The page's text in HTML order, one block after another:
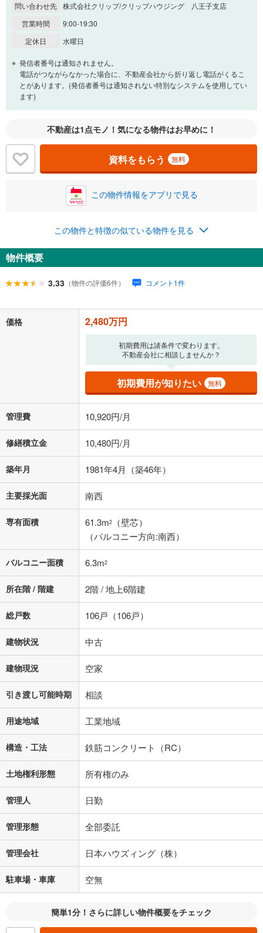
一般的には最長35年まで借り入れ可能です。多くの金融機関
閉じる
頭金
0万円 2,480万円
自己資金から住宅購入にかけられる金額を入力してくださ
閉じる
ボーナス
万円
0円
ナス時の増額分（1回分）を入力してください。
閉じる
月々の返済額
（頭金比率
＋修繕積立金 10,480円 ＋管理費 10,920円
「金利」については、ご利用を予定されている金融機関等にご確認の
上、ご自身での入力をお願いいたします。初期設定で自動入力されてい
る値は、実際の金融機関等における貸出金利とは何ら関係がなく、実際
の金融機関等における貸出金利を何ら保証するものではありません。返
適用した場合の計算結果を表示しています。
その他月額費用や、初期費用がかかります。ご注意ください。実際にお
借り入れの際は各金融機関等に、必ずご自身でご確認をお願いいたしま
す。
条件によってお借り入れができないことがあります。
不動産会社に購入相談をする
閉じる
問い合わせ先 株式会社クリップ/クリップハウジング 八王子支店
営業時間
9:00-19:30
定休日
水曜日
発信者番号は通知されません。
電話がつながらなかった場合に、不動産会社から折り返し電話がくるこ
とがあります。(発信者番号は通知されない特別なシステムを使用してい
ます)
不動産は1点モノ！気になる物件はお早めに！
資料をもらう 無料
この物件情報をアプリで見る
この物件と特徴の似ている物件を見る
物件概要
3.33 （物件の評価6件） コメント1件
価格 2,480万円
初期費用は諸条件で変わります。
不動産会社に相談しませんか？
初期費用が知りたい 無料
管理費 10,920円/月
修繕積立金 10,480円/月
築年月 1981年4月（築46年）
主要採光面 南西
専有面積 61.3m2
（壁芯）
（バルコニー方向:南西）
バルコニー面積 6.3m2
所在階 / 階建 2階 / 地上6階建
総戸数 106戸（106戸）
建物状況 中古
建物現況 空家
引き渡し可能時期 相談
用途地域 工業地域
構造・工法 鉄筋コンクリート（RC）
土地権利形態 所有権のみ
管理人 日勤
管理形態 全部委託
管理会社 日本ハウズィング（株）
駐車場・車庫 空無
簡単1分！さらに詳しい物件概要をチェック